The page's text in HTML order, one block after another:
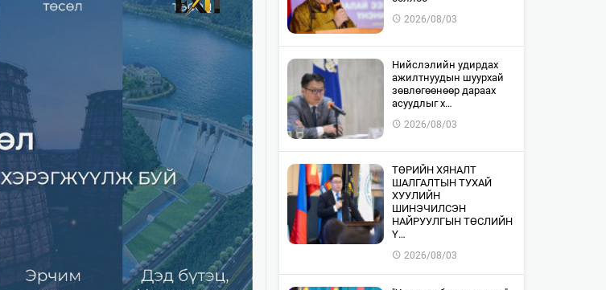
2026/08/03
​Нийслэлийн удирдах
ажилтнуудын шуурхай
зөвлөгөөнөөр дараах
асуудлыг х…
2026/08/03
​ТӨРИЙН ХЯНАЛТ
ШАЛГАЛТЫН ТУХАЙ
ХУУЛИЙН
ШИНЭЧИЛСЭН
НАЙРУУЛГЫН ТӨСЛИЙН
Ү…
2026/08/03